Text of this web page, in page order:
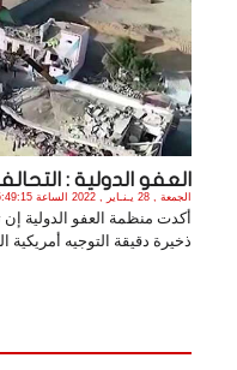
العفو الدولية :
الجمعة , 28 يـنـاير , 2022 الساعة 5:49:15 PM
أكدت منظمة العفو الدولية
ذخيرة دقيقة التوجيه أمريكية